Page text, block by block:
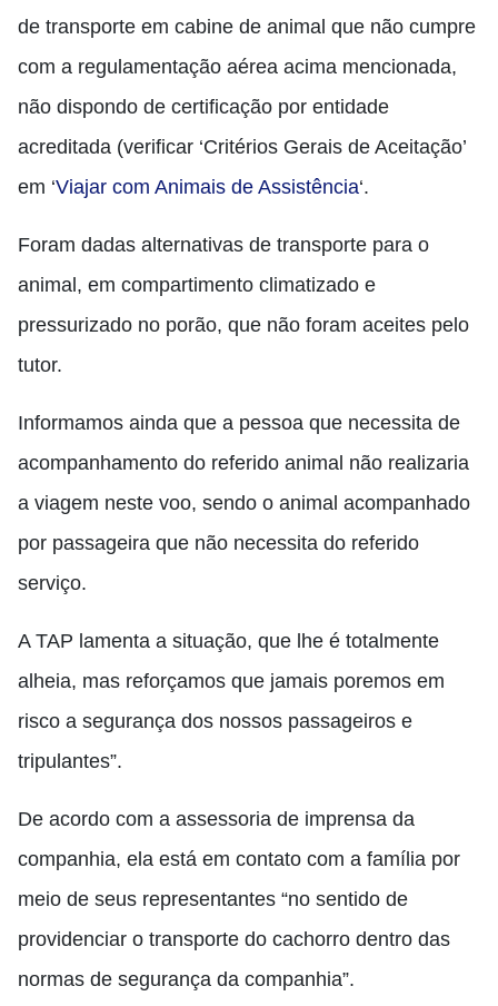
de transporte em cabine de animal que não cumpre
com a regulamentação aérea acima mencionada,
não dispondo de certificação por entidade
acreditada (verificar ‘Critérios Gerais de Aceitação’
em ‘Viajar com Animais de Assistência‘.
Foram dadas alternativas de transporte para o
animal, em compartimento climatizado e
pressurizado no porão, que não foram aceites pelo
tutor.
Informamos ainda que a pessoa que necessita de
acompanhamento do referido animal não realizaria
a viagem neste voo, sendo o animal acompanhado
por passageira que não necessita do referido
serviço.
A TAP lamenta a situação, que lhe é totalmente
alheia, mas reforçamos que jamais poremos em
risco a segurança dos nossos passageiros e
tripulantes”.
De acordo com a assessoria de imprensa da
companhia, ela está em contato com a família por
meio de seus representantes “no sentido de
providenciar o transporte do cachorro dentro das
normas de segurança da companhia”.